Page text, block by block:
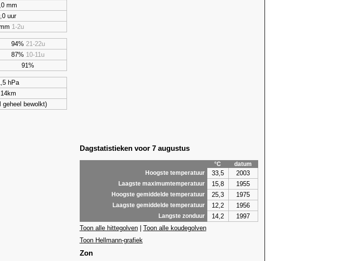
mm
uur
1-2u
94% 21-22u
87% 10-11u
91%
hPa
geheel bewolkt)
Dagstatistieken voor 7 augustus
°C
datum
Hoogste temperatuur
33,5 2003
Laagste maximumtemperatuur 15,8 1955
Hoogste gemiddelde temperatuur 25,3 1975
Laagste gemiddelde temperatuur 12,2 1956
Langste zonduur 14,2
1997
Toon alle hittegolven| Toon alle koudegolven
Toon Hellmann-grafiek
Zon